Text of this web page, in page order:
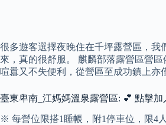
很多遊客選擇夜晚住在千坪露營區，我
來，真的很舒服。 麒麟部落露營區營
喧囂又不失便利，從營區至成功鎮上亦
臺東卑南_江媽媽溫泉露營區: 💕 點擊加
※ 每營位限搭1睡帳，附1停車位，限4